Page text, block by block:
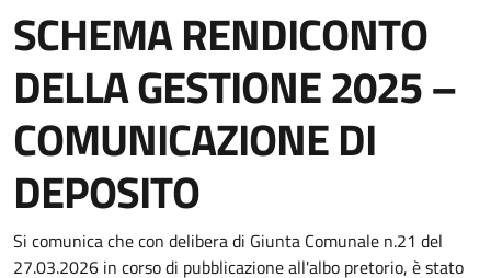
SCHEMA RENDICONTO
DELLA GESTIONE 2025 –
COMUNICAZIONE DI
DEPOSITO
Dettagli della notizia
Si comunica che con delibera di Giunta Comunale n.21 del
27.03.2026 in corso di pubblicazione all'albo pretorio, è stato